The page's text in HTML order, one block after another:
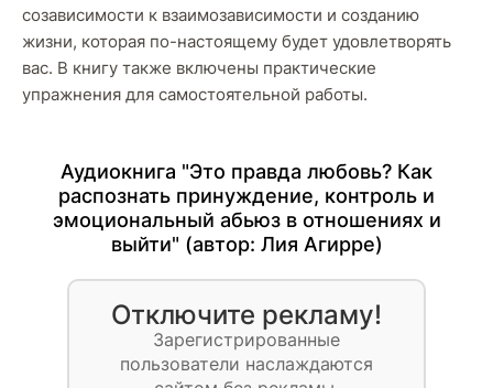
созависимости к взаимозависимости и созданию
жизни, которая по-настоящему будет удовлетворять
вас. В книгу также включены практические
упражнения для самостоятельной работы.
Аудиокнига "Это правда любовь? Как
распознать принуждение, контроль и
эмоциональный абьюз в отношениях и
выйти" (автор: Лия Агирре)
Отключите рекламу!
Зарегистрированные
пользователи наслаждаются